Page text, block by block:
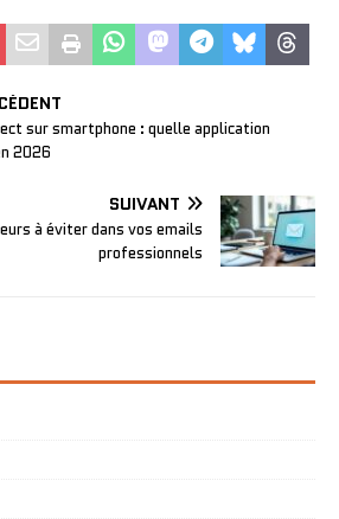
sur smartphone : quelle application
2026
SUIVANT
à éviter dans vos emails
professionnels